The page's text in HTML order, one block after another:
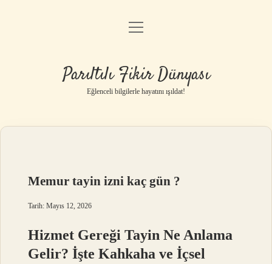
Anasayfa
Yasal Uyarı
menüyü
Parıltılı Fikir Dünyası
Eğlenceli bilgilerle hayatını ışıldat!
Memur tayin izni kaç gün ?
Tarih: Mayıs 12, 2026
Hizmet Gereği Tayin Ne Anlama
Gelir? İşte Kahkaha ve İçsel